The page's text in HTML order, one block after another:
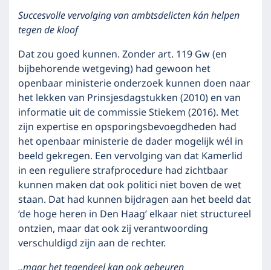
Succesvolle vervolging van ambtsdelicten kán helpen
tegen de kloof
Dat zou goed kunnen. Zonder art. 119 Gw (en
bijbehorende wetgeving) had gewoon het
openbaar ministerie onderzoek kunnen doen naar
het lekken van Prinsjesdagstukken (2010) en van
informatie uit de commissie Stiekem (2016). Met
zijn expertise en opsporingsbevoegdheden had
het openbaar ministerie de dader mogelijk wél in
beeld gekregen. Een vervolging van dat Kamerlid
in een reguliere strafprocedure had zichtbaar
kunnen maken dat ook politici niet boven de wet
staan. Dat had kunnen bijdragen aan het beeld dat
‘de hoge heren in Den Haag’ elkaar niet structureel
ontzien, maar dat ook zij verantwoording
verschuldigd zijn aan de rechter.